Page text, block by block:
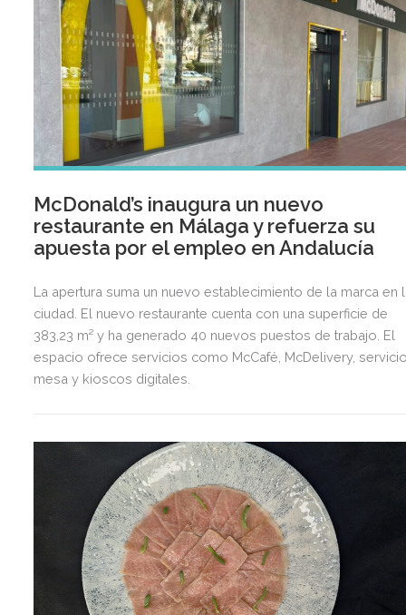
McDonald’s inaugura un nuevo
restaurante en Málaga y refuerza su
apuesta por el empleo en Andalucía
La apertura suma un nuevo establecimiento de la marca en
ciudad. El nuevo restaurante cuenta con una superficie de
383,23 m² y ha generado 40 nuevos puestos de trabajo. El
espacio ofrece servicios como McCafé, McDelivery,
mesa y kioscos digitales.